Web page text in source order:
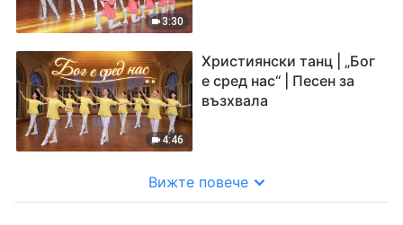
3:30
4:46
Християнски танц | „Бог
е сред нас“ | Песен за
възхвала
Вижте повече